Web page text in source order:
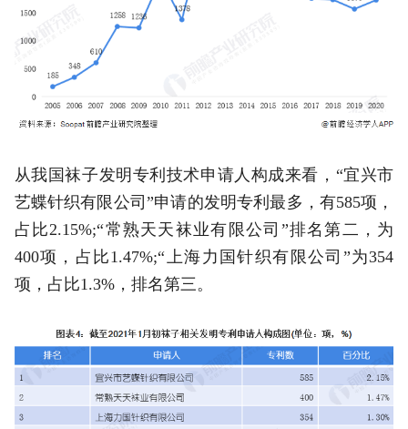
从我国袜子发明专利技术申请人构成来看，“宜兴市
艺蝶针织有限公司”申请的发明专利最多，有585项，
占比2.15%;“常熟天天袜业有限公司”排名第二，为
400项，占比1.47%;“上海力国针织有限公司”为354
项，占比1.3%，排名第三。